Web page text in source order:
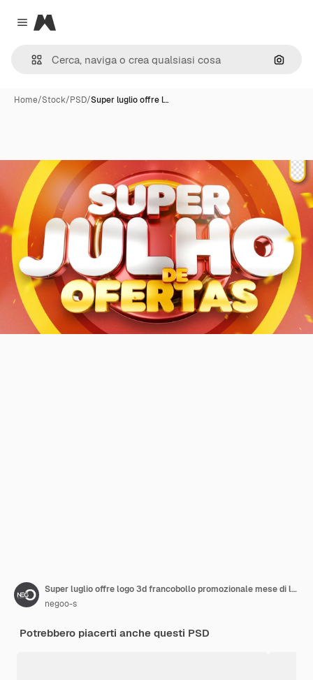
Close menu
Magnific
Cerca
Home/Stock/PSD/Super luglio offre l…
Super luglio offre logo 3d francobollo promozionale mese di luglio per i supermercati descontos de julio
negoo-s
Potrebbero piacerti anche questi PSD